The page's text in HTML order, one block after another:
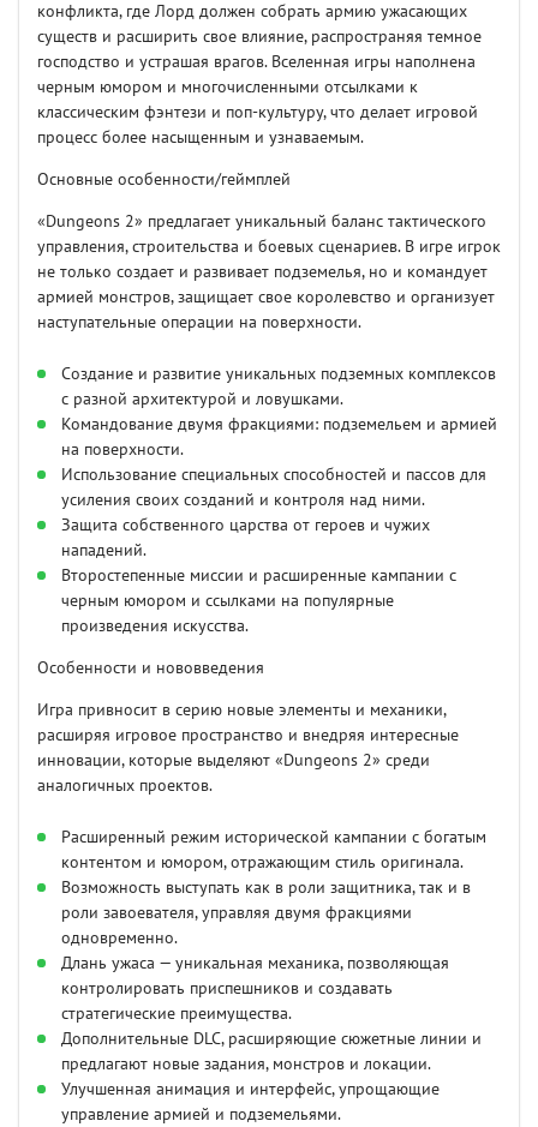
конфликта, где Лорд должен собрать армию ужасающих
существ и расширить свое влияние, распространяя темное
господство и устрашая врагов. Вселенная игры наполнена
черным юмором и многочисленными отсылками к
классическим фэнтези и поп-культуру, что делает игровой
процесс более насыщенным и узнаваемым.
Основные особенности/геймплей
«Dungeons 2» предлагает уникальный баланс тактического
управления, строительства и боевых сценариев. В игре игрок
не только создает и развивает подземелья, но и командует
армией монстров, защищает свое королевство и организует
наступательные операции на поверхности.
Создание и развитие уникальных подземных комплексов
с разной архитектурой и ловушками.
Командование двумя фракциями: подземельем и армией
на поверхности.
Использование специальных способностей и пассов для
усиления своих созданий и контроля над ними.
Защита собственного царства от героев и чужих
нападений.
Второстепенные миссии и расширенные кампании с
черным юмором и ссылками на популярные
произведения искусства.
Особенности и нововведения
Игра привносит в серию новые элементы и механики,
расширяя игровое пространство и внедряя интересные
инновации, которые выделяют «Dungeons 2» среди
аналогичных проектов.
Расширенный режим исторической кампании с богатым
контентом и юмором, отражающим стиль оригинала.
Возможность выступать как в роли защитника, так и в
роли завоевателя, управляя двумя фракциями
одновременно.
Длань ужаса — уникальная механика, позволяющая
контролировать приспешников и создавать
стратегические преимущества.
Дополнительные DLC, расширяющие сюжетные линии и
предлагают новые задания, монстров и локации.
Улучшенная анимация и интерфейс, упрощающие
управление армией и подземельями.